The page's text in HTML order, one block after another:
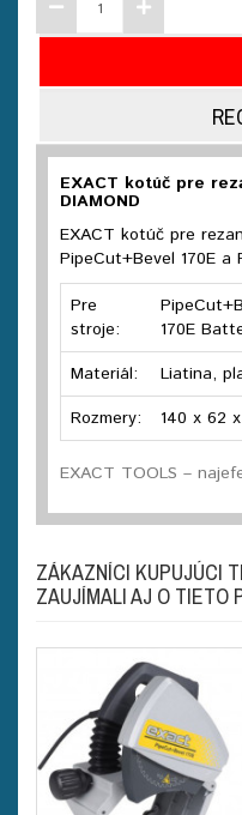
EXACT kotúč pre
DIAMOND
EXACT kotúč pre
PipeCut+Bevel 170E a
Pre
stroje:
170E
Materiál:
Liatina,
Rozmery:
140 x 62
EXACT TOOLS –
ZÁKAZNÍCI KUPUJÚCI
ZAUJÍMALI AJ O TIETO